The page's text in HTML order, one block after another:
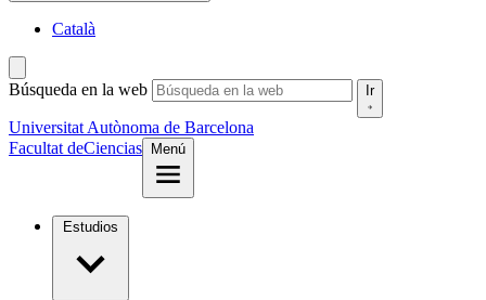
Català
Búsqueda en la web Ir
Universitat Autònoma de Barcelona
Facultat deCiencias Menú
Estudios